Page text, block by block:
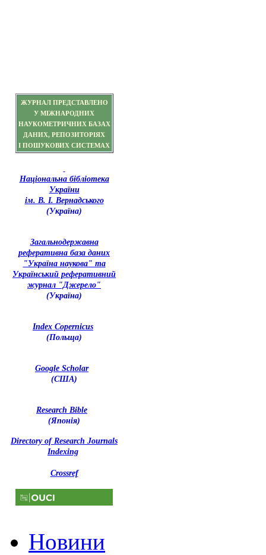
ЖУРНАЛ ПРЕДСТАВЛЕНО
У МІЖНАРОДНИХ
НАУКОМЕТРИЧНИХ БАЗАХ
ДАНИХ, РЕПОЗИТОРІЯХ
І ПОШУКОВИХ СИСТЕМАХ
Національна бібліотека
України
ім. В. І. Вернадського
(Україна)
Загальнодержавна
реферативна база даних
"Україна наукова" та
Український реферативний
журнал "Джерело"
(Україна)
Index Copernicus
(Польща)
Google Scholar
(США)
Research Bible
(Японія)
Directory of Research Journals
Indexing
Crossref
Новини